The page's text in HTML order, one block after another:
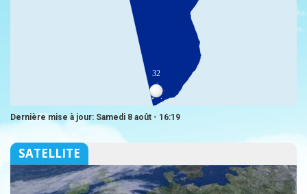
32
Dernière mise à jour: Samedi 8 août - 16:19
SATELLITE